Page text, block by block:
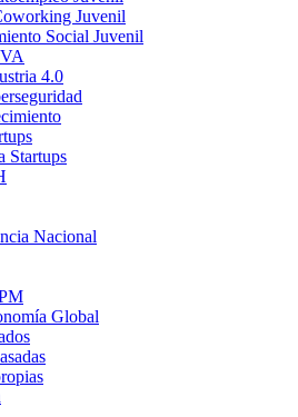
Juvenil
Social Juvenil
4.0
Startups
Nacional
Global